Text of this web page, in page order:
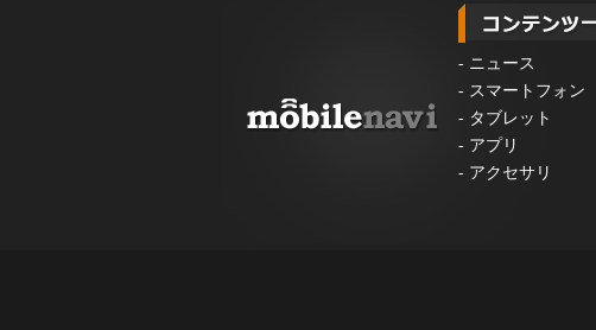
- ニュース
- スマートフォン
- タブレット
- アプリ
- アクセサリ